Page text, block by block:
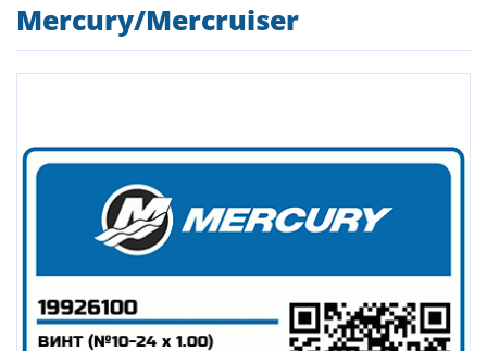
Mercury/Mercruiser